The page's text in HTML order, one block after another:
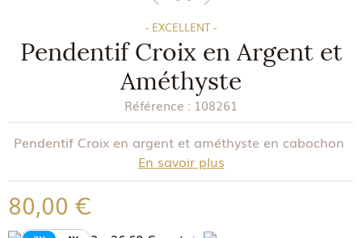
- EXCELLENT -
Pendentif Croix en Argent et
Améthyste
Référence : 108261
Pendentif Croix en argent et améthyste en cabochon
En savoir plus
80,00 €